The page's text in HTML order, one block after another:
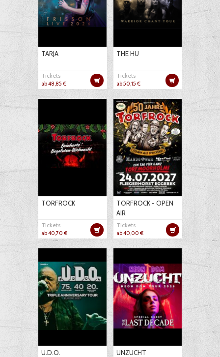
TARJA
Tickets
ab 48,85 €
THE HU
Tickets
ab 50,15 €
TORFROCK
Tickets
ab 40,70 €
TORFROCK - OPEN
AIR
Tickets
ab 40,00 €
U.D.O. UNZUCHT